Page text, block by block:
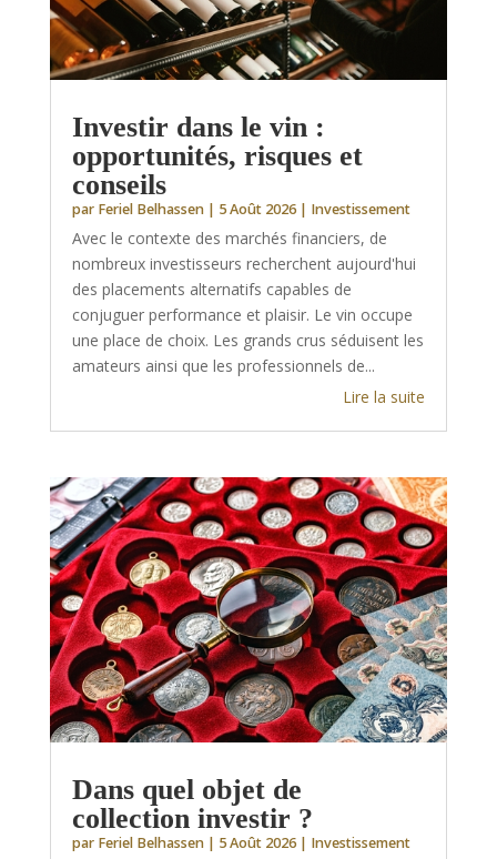
Investir dans le vin :
opportunités, risques et
conseils
par Feriel Belhassen| 5 Août 2026| Investissement
Avec le contexte des marchés financiers, de
nombreux investisseurs recherchent aujourd'hui
des placements alternatifs capables de
conjuguer performance et plaisir. Le vin occupe
une place de choix. Les grands crus séduisent les
amateurs ainsi que les professionnels de...
Lire la suite
Dans quel objet de
collection investir ?
par Feriel Belhassen| 5 Août 2026| Investissement